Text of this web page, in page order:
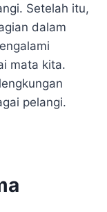
Setelah itu,
dalam
mata kita.
pelangi.